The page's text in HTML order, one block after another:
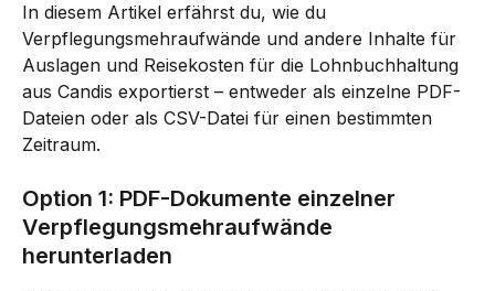
In diesem Artikel erfährst du, wie du
Verpflegungsmehraufwände und andere Inhalte für
Auslagen und Reisekosten für die Lohnbuchhaltung
aus Candis exportierst – entweder als einzelne PDF-
Dateien oder als CSV-Datei für einen bestimmten
Zeitraum.
Option 1: PDF-Dokumente einzelner
Verpflegungsmehraufwände
herunterladen